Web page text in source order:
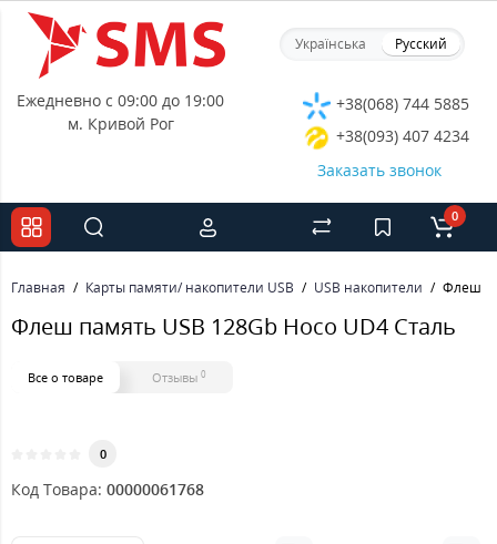
Українська Русский
Ежедневно с 09:00 до 19:00
м. Кривой Рог
+38(068) 744 5885
+38(093) 407 4234
Заказать звонок
0
Главная Карты памяти/ накопители USB USB накопители Флеш
Флеш память USB 128Gb Hoco UD4 Сталь
Все о товаре Отзывы 0
0
Код Товара: 00000061768